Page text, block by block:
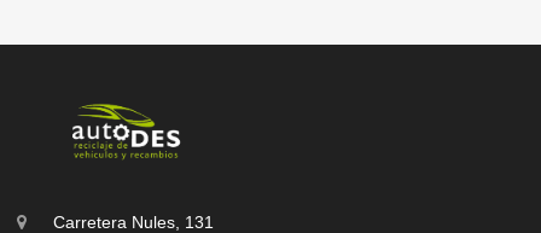
Carretera Nules, 131